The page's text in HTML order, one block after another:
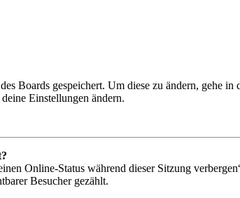
Boards gespeichert. Um diese zu ändern, gehe
Einstellungen ändern.
Online-Status während dieser Sitzung
Besucher gezählt.